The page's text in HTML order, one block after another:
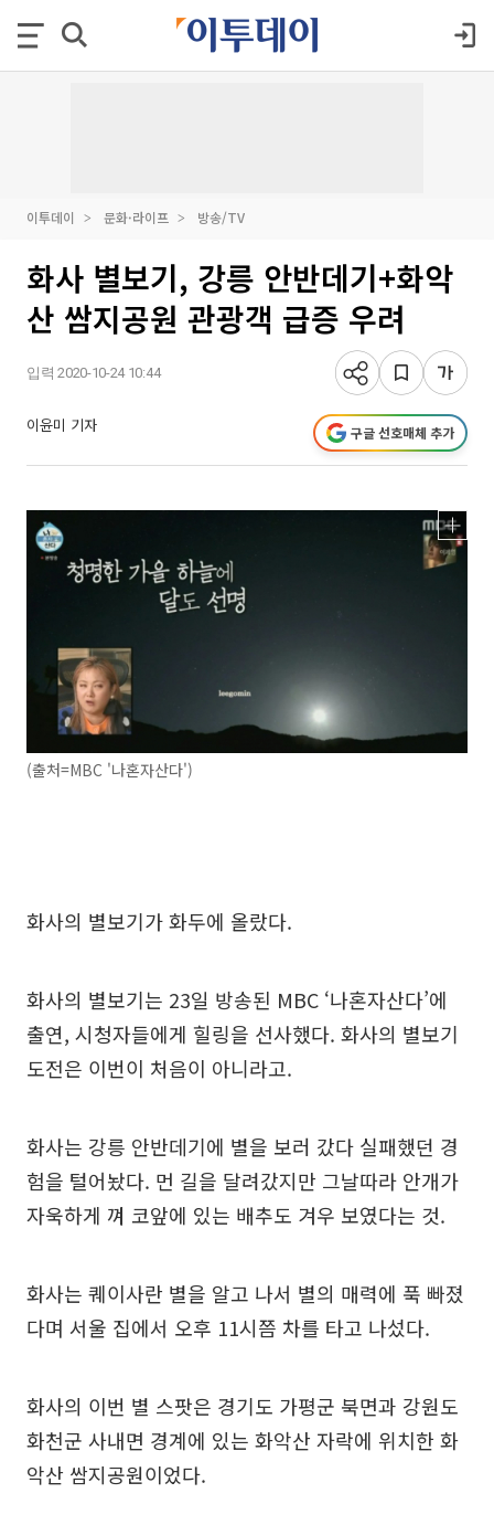
이투데이 문화·라이프 방송/TV
화사 별보기, 강릉 안반데기+화악
산 쌈지공원 관광객 급증 우려
입력 2020-10-24 10:44
이윤미 기자 구글 선호매체 추가
(출처=MBC '나혼자산다')
화사의 별보기가 화두에 올랐다.
화사의 별보기는 23일 방송된 MBC ‘나혼자산다’에
출연, 시청자들에게 힐링을 선사했다. 화사의 별보기
도전은 이번이 처음이 아니라고.
화사는 강릉 안반데기에 별을 보러 갔다 실패했던 경
험을 털어놨다. 먼 길을 달려갔지만 그날따라 안개가
자욱하게 껴 코앞에 있는 배추도 겨우 보였다는 것.
화사는 퀘이사란 별을 알고 나서 별의 매력에 푹 빠졌
다며 서울 집에서 오후 11시쯤 차를 타고 나섰다.
화사의 이번 별 스팟은 경기도 가평군 북면과 강원도
화천군 사내면 경계에 있는 화악산 자락에 위치한 화
악산 쌈지공원이었다.